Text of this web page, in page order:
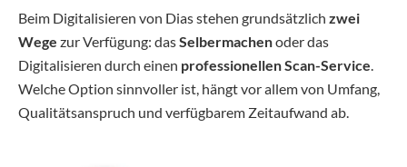
Beim Digitalisieren von Dias stehen grundsätzlich zwei
Wege zur Verfügung: dasSelbermachenoder das
Digitalisieren durch einen professionellen Scan-Service
Welche Option sinnvoller ist, hängt vor allem von Umfang,
Qualitätsanspruch und verfügbarem Zeitaufwand ab.